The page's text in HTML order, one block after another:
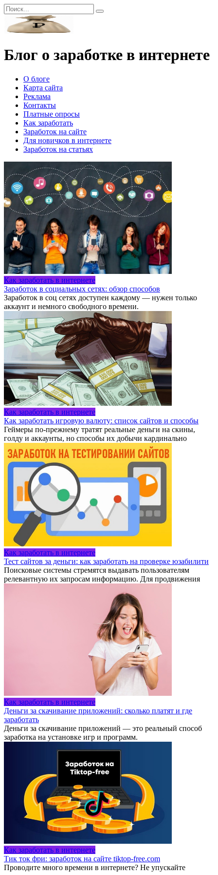
Перейти
к
контенту
Search
for:
Блог о заработке в интернете
О блоге
Карта сайта
Реклама
Контакты
Платные опросы
Как заработать
Заработок на сайте
Для новичков в интернете
Заработок на статьях
Как заработать в интернете
Заработок в социальных сетях: обзор способов
Заработок в соц сетях доступен каждому — нужен только
аккаунт и немного свободного времени.
Как заработать в интернете
Как заработать игровую валюту: список сайтов и способы
Геймеры по-прежнему тратят реальные деньги на скины,
голду и аккаунты, но способы их добычи кардинально
Как заработать в интернете
Тест сайтов за деньги: как заработать на проверке юзабилити
Поисковые системы стремятся выдавать пользователям
релевантную их запросам информацию. Для продвижения
Как заработать в интернете
Деньги за скачивание приложений: сколько платят и где
заработать
Деньги за скачивание приложений — это реальный способ
заработка на установке игр и программ.
Как заработать в интернете
Тик ток фри: заработок на сайте tiktop-free.com
Проводите много времени в интернете? Не упускайте